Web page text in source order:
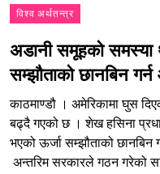
विश्व अर्थतन्त्र
अडानी समूहको
सम्झौताको छानबिन
काठमाण्डौ । अमेरिकामा घुस
बढ्दै गएको छ । शेख हसिना
भएको ऊर्जा सम्झौताको छानबिन
अन्तरिम सरकारले गठन गरेको